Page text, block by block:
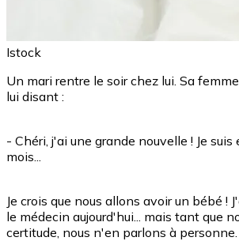
Istock
Un mari rentre le soir chez lui. Sa
lui disant :
- Chéri, j'ai une grande nouvelle ! Je suis
mois...
Je crois que nous allons avoir un bébé !
le médecin aujourd'hui... mais tant que
certitude, nous n'en parlons à personne.